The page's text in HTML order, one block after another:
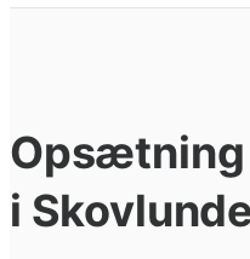
Opsætning
i